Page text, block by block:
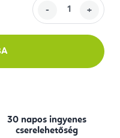
30 napos ingyenes
cserelehetőség